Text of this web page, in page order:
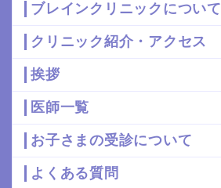
ブレインクリニックについて
クリニック紹介・アクセス
挨拶
医師一覧
お子さまの受診について
よくある質問